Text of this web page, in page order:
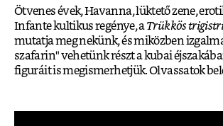
Ötvenes évek, Havanna, lüktető zene,
Infante kultikus regénye, aTrükkös
mutatja meg nekünk, és miközben
szafarin" vehetünk részt a kubai
figuráit is megismerhetjük. Olvassatok